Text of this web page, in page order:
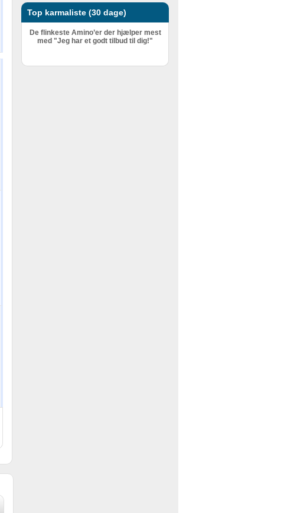
ikke ualmindeligt at find...
Top karmaliste (30 dage)
De flinkeste Amino’er der hjælper mest
med "Jeg har et godt tilbud til dig!"